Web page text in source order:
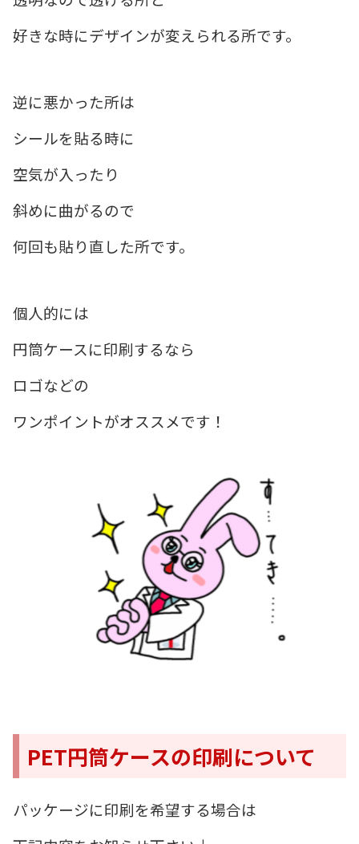
好きな時にデザインが変えられる所です。
逆に悪かった所は
シールを貼る時に
空気が入ったり
斜めに曲がるので
何回も貼り直した所です。
個人的には
円筒ケースに印刷するなら
ロゴなどの
ワンポイントがオススメです！
PET円筒ケースの印刷について
パッケージに印刷を希望する場合は